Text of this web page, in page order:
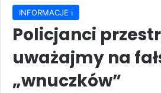
INFORMACJE ℹ️
Policjanci
uważajmy na
„wnuczków”